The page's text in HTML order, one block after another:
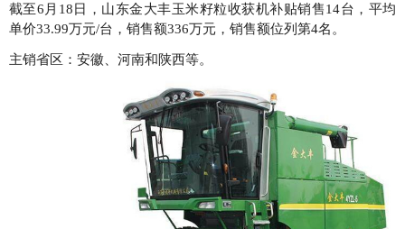
截至6月18日，山东金大丰玉米籽粒收获机补贴销售14台，平均
单价33.99万元/台，销售额336万元，销售额位列第4名。
主销省区：安徽、河南和陕西等。